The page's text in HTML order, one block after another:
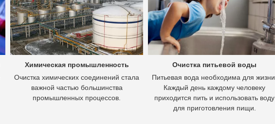
Химическая промышленность
Очистка химических соединений стала
важной частью большинства
промышленных процессов.
Очистка питьевой воды
Питьевая вода необходима для жизни.
Каждый день каждому человеку
приходится пить и использовать воду
для приготовления пищи.